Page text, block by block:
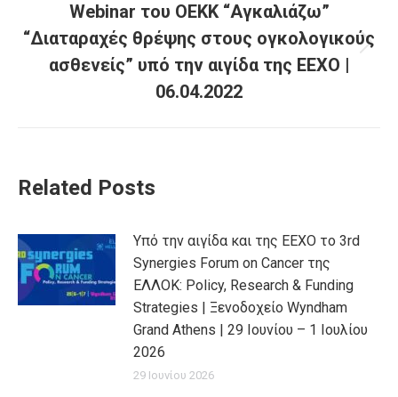
Webinar του ΟΕΚΚ “Αγκαλιάζω”
“Διαταραχές θρέψης στους ογκολογικούς
ασθενείς” υπό την αιγίδα της ΕΕΧΟ |
06.04.2022
Related Posts
Υπό την αιγίδα και της ΕΕΧΟ το 3rd
Synergies Forum on Cancer της
ΕΛΛΟΚ: Policy, Research & Funding
Strategies | Ξενοδοχείο Wyndham
Grand Athens | 29 Ιουνίου – 1 Ιουλίου
2026
29 Ιουνίου 2026